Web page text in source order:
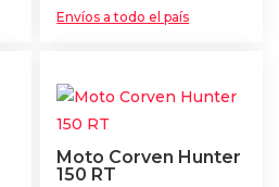
Envíos a todo el país
Moto Corven Hunter
150 RT